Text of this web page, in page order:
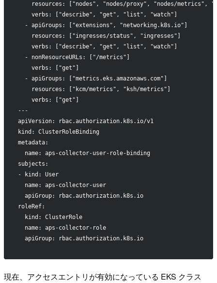
resources: ["nodes", "nodes/proxy", "nodes/metrics",
    verbs: ["describe", "get", "list", "watch"]
  - apiGroups: ["extensions", "networking.k8s.io"]
    resources: ["ingresses/status", "ingresses"]
    verbs: ["describe", "get", "list", "watch"]
  - nonResourceURLs: ["/metrics"]
    verbs: ["get"]
  - apiGroups: ["metrics.eks.amazonaws.com"]
    resources: ["kcm/metrics", "ksh/metrics"]
    verbs: ["get"]
---
apiVersion: rbac.authorization.k8s.io/v1
kind: ClusterRoleBinding
metadata:
  name: aps-collector-user-role-binding
subjects:
- kind: User
  name: aps-collector-user
  apiGroup: rbac.authorization.k8s.io
roleRef:
  kind: ClusterRole
  name: aps-collector-role
  apiGroup: rbac.authorization.k8s.io
現在、アクセスエントリが有効になっている EKS クラス